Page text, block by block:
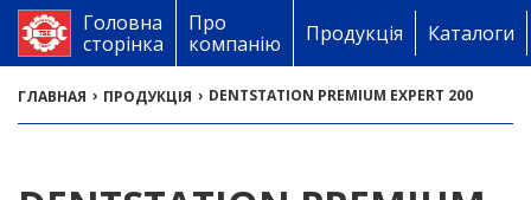
Головна
сторінка
Про
компанію
Продукція Каталоги
ГЛАВНАЯ › ПРОДУКЦІЯ › DENTSTATION PREMIUM EXPERT 200